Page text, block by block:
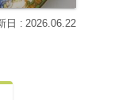
2026.06.22